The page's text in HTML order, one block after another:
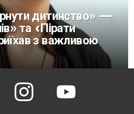
дитинство» —
та «Пірати
з важливою
instagram youtube